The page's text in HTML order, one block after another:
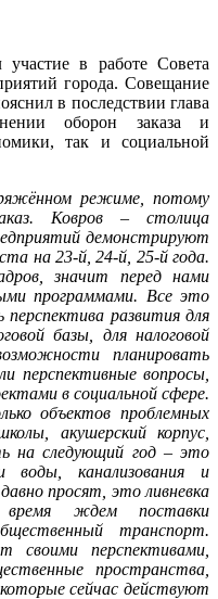
в работе Совета
города. Совещание
в последствии глава
оборон заказа и
так и социальной
режиме, потому
Ковров – столица
демонстрируют
на 23-й, 24-й, 25-й года.
значит перед нами
программами. Все это
развития для
базы, для налоговой
планировать
перспективные вопросы,
в социальной сфере.
объектов проблемных
акушерский корпус,
на следующий год – это
воды, канализования и
просят, это ливневка
ждем поставки
транспорт.
своими перспективами,
пространства,
сейчас действуют